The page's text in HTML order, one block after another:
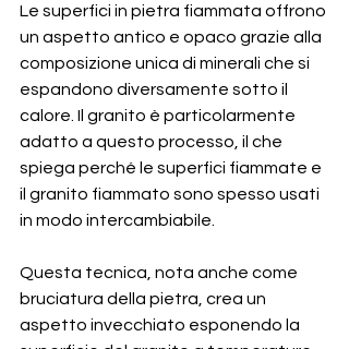
Le superfici in pietra fiammata offrono
un aspetto antico e opaco grazie alla
composizione unica di minerali che si
espandono diversamente sotto il
calore. Il granito è particolarmente
adatto a questo processo, il che
spiega perché le superfici fiammate e
il granito fiammato sono spesso usati
in modo intercambiabile.
Questa tecnica, nota anche come
bruciatura della pietra, crea un
aspetto invecchiato esponendo la